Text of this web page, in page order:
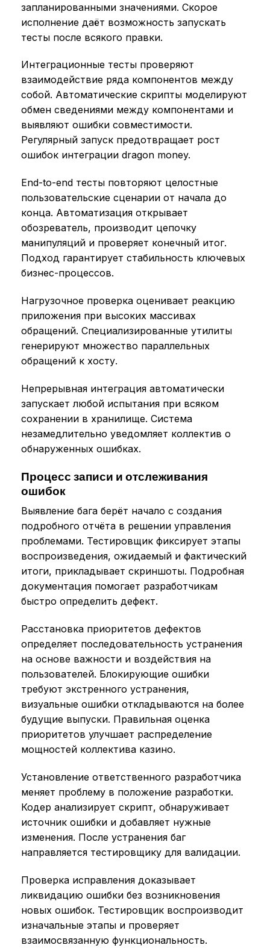
запланированными значениями. Скорое
исполнение даёт возможность запускать
тесты после всякого правки.
Интеграционные тесты проверяют
взаимодействие ряда компонентов между
собой. Автоматические скрипты моделируют
обмен сведениями между компонентами и
выявляют ошибки совместимости.
Регулярный запуск предотвращает рост
ошибок интеграции dragon money.
End-to-end тесты повторяют целостные
пользовательские сценарии от начала до
конца. Автоматизация открывает
обозреватель, производит цепочку
манипуляций и проверяет конечный итог.
Подход гарантирует стабильность ключевых
бизнес-процессов.
Нагрузочное проверка оценивает реакцию
приложения при высоких массивах
обращений. Специализированные утилиты
генерируют множество параллельных
обращений к хосту.
Непрерывная интеграция автоматически
запускает любой испытания при всяком
сохранении в хранилище. Система
незамедлительно уведомляет коллектив о
обнаруженных ошибках.
Процесс записи и отслеживания
ошибок
Выявление бага берёт начало с создания
подробного отчёта в решении управления
проблемами. Тестировщик фиксирует этапы
воспроизведения, ожидаемый и фактический
итоги, прикладывает скриншоты. Подробная
документация помогает разработчикам
быстро определить дефект.
Расстановка приоритетов дефектов
определяет последовательность устранения
на основе важности и воздействия на
пользователей. Блокирующие ошибки
требуют экстренного устранения,
визуальные ошибки откладываются на более
будущие выпуски. Правильная оценка
приоритетов улучшает распределение
мощностей коллектива казино.
Установление ответственного разработчика
меняет проблему в положение разработки.
Кодер анализирует скрипт, обнаруживает
источник ошибки и добавляет нужные
изменения. После устранения баг
направляется тестировщику для валидации.
Проверка исправления доказывает
ликвидацию ошибки без возникновения
новых ошибок. Тестировщик воспроизводит
изначальные этапы и проверяет
взаимосвязанную функциональность.